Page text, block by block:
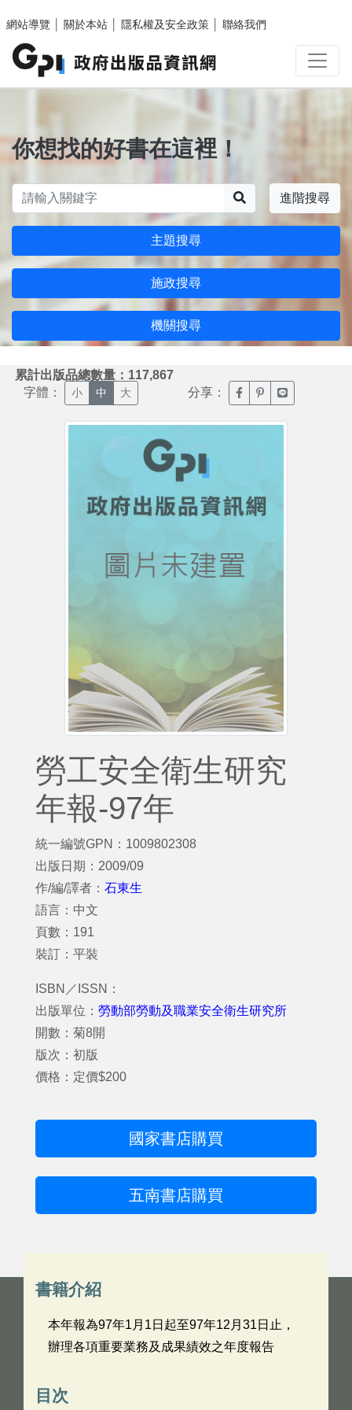
網站導覽
關於本站 隱私權及安全政策 聯絡我們
你想找的好書在這裡！
進階搜尋
主題搜尋
施政搜尋
機關搜尋
累計出版品總數量：117,867
字體： 小 中 大 分享： 臉書分享(另開新視窗)
噗浪分享(另開新
Line分享(另
勞工安全衛生研究
年報-97年
統一編號GPN：1009802308
出版日期：2009/09
作/編/譯者： 石東生
語言：中文
頁數：191
裝訂：平裝
ISBN／ISSN：
出版單位： 勞動部勞動及職業安全衛生研究所
開數：菊8開
版次：初版
價格：定價$200
國家書店購買
五南書店購買
書籍介紹
本年報為97年1月1日起至97年12月31日止，
辦理各項重要業務及成果績效之年度報告
目次